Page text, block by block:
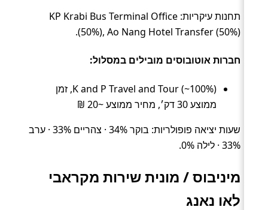
תחנות עיקריות: KP Krabi Bus Terminal Office
(50%), Ao Nang Hotel Transfer (50%).
חברות אוטובוסים מובילים במסלול:
K and P Travel and Tour (~100%), זמן
ממוצע 30 דק׳, מחיר ממוצע ~20 ₪
שעות יציאה פופולריות: בוקר 34% · צהריים 33% · ערב
33% · לילה 0%.
מיניבוס / מונית שירות מקראבי
לאו נאנג